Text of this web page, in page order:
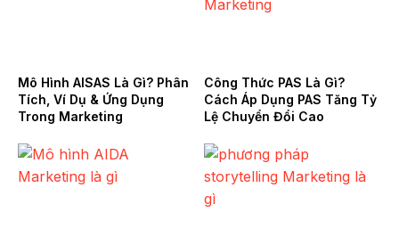
Mô Hình AISAS Là Gì? Phân
Tích, Ví Dụ & Ứng Dụng
Trong Marketing
Công Thức PAS Là Gì?
Cách Áp Dụng PAS Tăng Tỷ
Lệ Chuyển Đổi Cao